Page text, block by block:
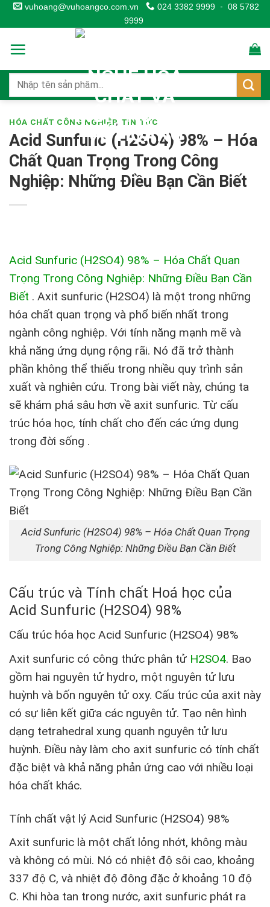
Skip
to
content
vuhoang@vuhoangco.com.vn 024 3382 9999 - 08 5782
9999
HÓA CHẤT CÔNG NGHIỆP, TIN TỨC
Acid Sunfuric (H2SO4) 98% – Hóa
Chất Quan Trọng Trong Công
Nghiệp: Những Điều Bạn Cần Biết
Acid Sunfuric (H2SO4) 98% – Hóa Chất Quan
Trọng Trong Công Nghiệp: Những Điều Bạn Cần
Biết . Axit sunfuric (H2SO4) là một trong những
hóa chất quan trọng và phổ biến nhất trong
ngành công nghiệp. Với tính năng mạnh mẽ và
khả năng ứng dụng rộng rãi. Nó đã trở thành
phần không thể thiếu trong nhiều quy trình sản
xuất và nghiên cứu. Trong bài viết này, chúng ta
sẽ khám phá sâu hơn về axit sunfuric. Từ cấu
trúc hóa học, tính chất cho đến các ứng dụng
trong đời sống .
Acid Sunfuric (H2SO4) 98% – Hóa Chất Quan Trọng
Trong Công Nghiệp: Những Điều Bạn Cần Biết
Cấu trúc và Tính chất Hoá học của
Acid Sunfuric (H2SO4) 98%
Cấu trúc hóa học Acid Sunfuric (H2SO4) 98%
Axit sunfuric có công thức phân tử H2SO4. Bao
gồm hai nguyên tử hydro, một nguyên tử lưu
huỳnh và bốn nguyên tử oxy. Cấu trúc của axit này
có sự liên kết giữa các nguyên tử. Tạo nên hình
dạng tetrahedral xung quanh nguyên tử lưu
huỳnh. Điều này làm cho axit sunfuric có tính chất
đặc biệt và khả năng phản ứng cao với nhiều loại
hóa chất khác.
Tính chất vật lý Acid Sunfuric (H2SO4) 98%
Axit sunfuric là một chất lỏng nhớt, không màu
và không có mùi. Nó có nhiệt độ sôi cao, khoảng
337 độ C, và nhiệt độ đông đặc ở khoảng 10 độ
C. Khi hòa tan trong nước, axit sunfuric phát ra